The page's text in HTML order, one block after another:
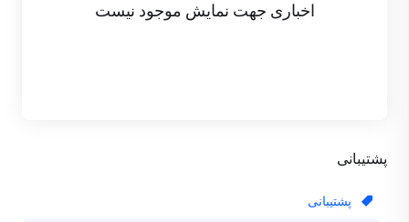
پشتیبانی
پشتیبانی
اخباری جهت نمایش موجود نیست